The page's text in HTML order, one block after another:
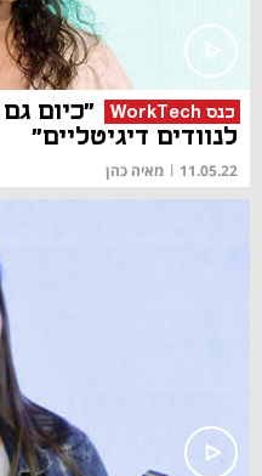
כנס WorkTech
"כיום
לנוודים דיגיטליים"
11.05.22
| מאיה כהן